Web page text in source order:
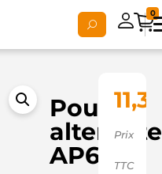
0
Poulie
AP6005
Prix
TTC